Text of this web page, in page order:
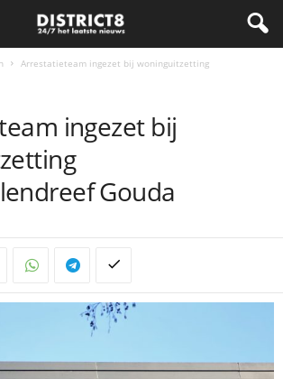
Arrestatieteam ingezet bij woninguitzetting
ingezet bij
Gouda